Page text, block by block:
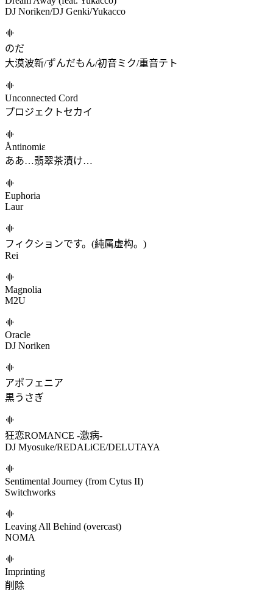
GTS Sound Team/Gomadare
70 Minutes Fighters
かたぎり
パキパキ天使のハードラック (feat. りむる)
STEAKA/りむる
Aphasia
Team Grimoire
Equilibrium
Maozon
Dream Away (feat. Yukacco)
DJ Noriken/DJ Genki/Yukacco
のだ
大漠波新/ずんだもん/初音ミク/重音テト
Unconnected Cord
プロジェクトセカイ
Åntinomiε
ああ…翡翠茶漬け…
Euphoria
Laur
フィクションです。(純属虚构。)
Rei
Magnolia
M2U
Oracle
DJ Noriken